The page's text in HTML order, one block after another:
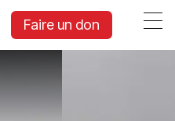
Faire un don